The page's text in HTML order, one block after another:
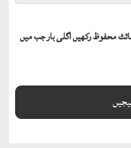
محفوظ رکھیں اگلی بار جب میں